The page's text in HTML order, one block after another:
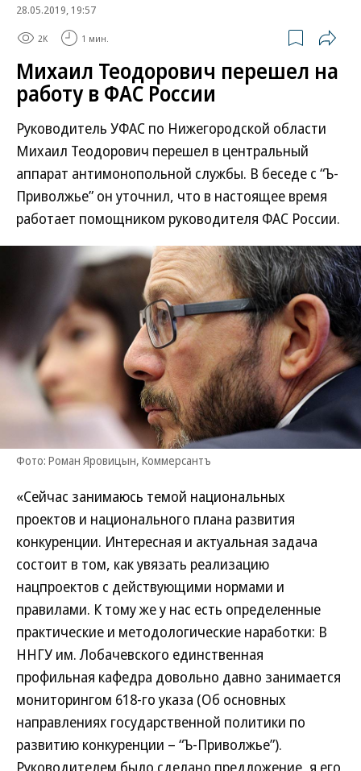
28.05.2019, 19:57
2K 1 мин.
Михаил Теодорович перешел на
работу в ФАС России
Руководитель УФАС по Нижегородской области
Михаил Теодорович перешел в центральный
аппарат антимонопольной службы. В беседе с “Ъ-
Приволжье” он уточнил, что в настоящее время
работает помощником руководителя ФАС России.
Фото: Роман Яровицын, Коммерсантъ
«Сейчас занимаюсь темой национальных
проектов и национального плана развития
конкуренции. Интересная и актуальная задача
состоит в том, как увязать реализацию
нацпроектов с действующими нормами и
правилами. К тому же у нас есть определенные
практические и методологические наработки: В
ННГУ им. Лобачевского единственная
профильная кафедра довольно давно занимается
мониторингом 618-го указа (Об основных
направлениях государственной политики по
развитию конкуренции – “Ъ-Приволжье”).
Руководителем было сделано предложение, я его